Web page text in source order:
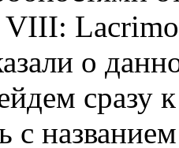
о
сразу
с